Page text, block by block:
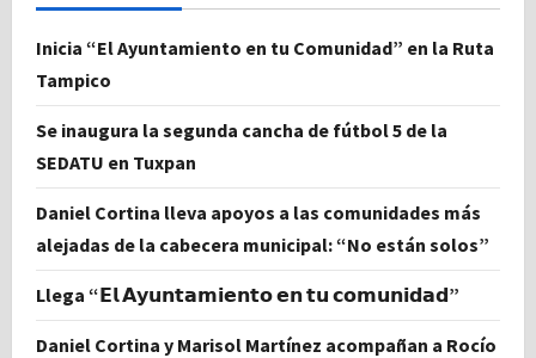
Inicia “El Ayuntamiento en tu Comunidad” en la Ruta
Tampico
Se inaugura la segunda cancha de fútbol 5 de la
SEDATU en Tuxpan
Daniel Cortina lleva apoyos a las comunidades más
alejadas de la cabecera municipal: “No están solos”
Llega “𝗘𝗹 𝗔𝘆𝘂𝗻𝘁𝗮𝗺𝗶𝗲𝗻𝘁𝗼 𝗲𝗻 𝘁𝘂 𝗰𝗼𝗺𝘂𝗻𝗶𝗱𝗮𝗱”
Daniel Cortina y Marisol Martínez acompañan a Rocío